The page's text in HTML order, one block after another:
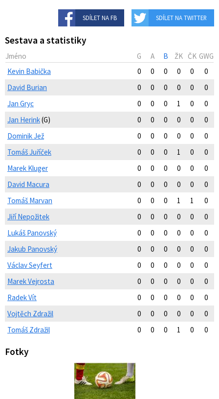
SDÍLET NA FB SDÍLET NA TWITTER
Sestava a statistiky
Jméno G A B ŽK ČK GWG
Kevin Babička
0 0 0 0 0
0
David Burian
0 0 0 0 0
0
Jan Gryc
0 0 0 1 0
0
Jan Herink(G) 0 0 0 0 0
0
Dominik Jež
0 0 0 0 0
0
Tomáš Juříček
0 0 0 1 0
0
Marek Kluger
0 0 0 0 0
0
David Macura
0 0 0 0 0
0
Tomáš Marvan
0 0 0 1 1
0
Jiří Nepožitek
0 0 0 0 0
0
Lukáš Panovský
0 0 0 0 0
0
Jakub Panovský
0 0 0 0 0
0
Václav Seyfert
0 0 0 0 0
0
Marek Vejrosta
0 0 0 0 0
0
Radek Vít
0 0 0 0 0
0
Vojtěch Zdražil
0 0 0 0 0
0
Tomáš Zdražil
0 0 0 1 0 0
Fotky